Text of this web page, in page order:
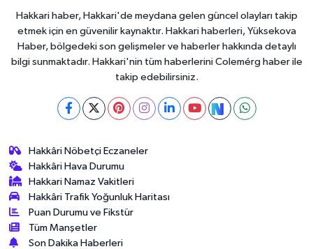
Hakkari haber, Hakkari'de meydana gelen güncel olayları takip
etmek için en güvenilir kaynaktır. Hakkari haberleri, Yüksekova
Haber, bölgedeki son gelişmeler ve haberler hakkında detaylı
bilgi sunmaktadır. Hakkari'nin tüm haberlerini Colemérg haber ile
takip edebilirsiniz.
Hakkâri Nöbetçi Eczaneler
Hakkâri Hava Durumu
Hakkari Namaz Vakitleri
Hakkâri Trafik Yoğunluk Haritası
Puan Durumu ve Fikstür
Tüm Manşetler
Son Dakika Haberleri